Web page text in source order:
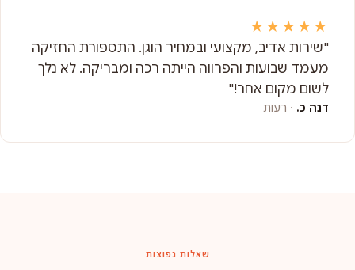
★★★★★
"שירות אדיב, מקצועי ובמחיר הוגן. התספורת החזיקה
מעמד שבועות והפרווה הייתה רכה ומבריקה. לא נלך
לשום מקום אחר!"
דנה כ. · רעות
שאלות נפוצות